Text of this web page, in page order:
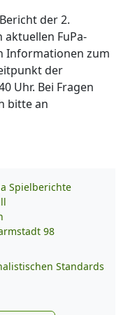
der 2.
aktuellen FuPa-
Informationen zum
der
Uhr. Bei Fragen
bitte an
Spielberichte
98
Standards